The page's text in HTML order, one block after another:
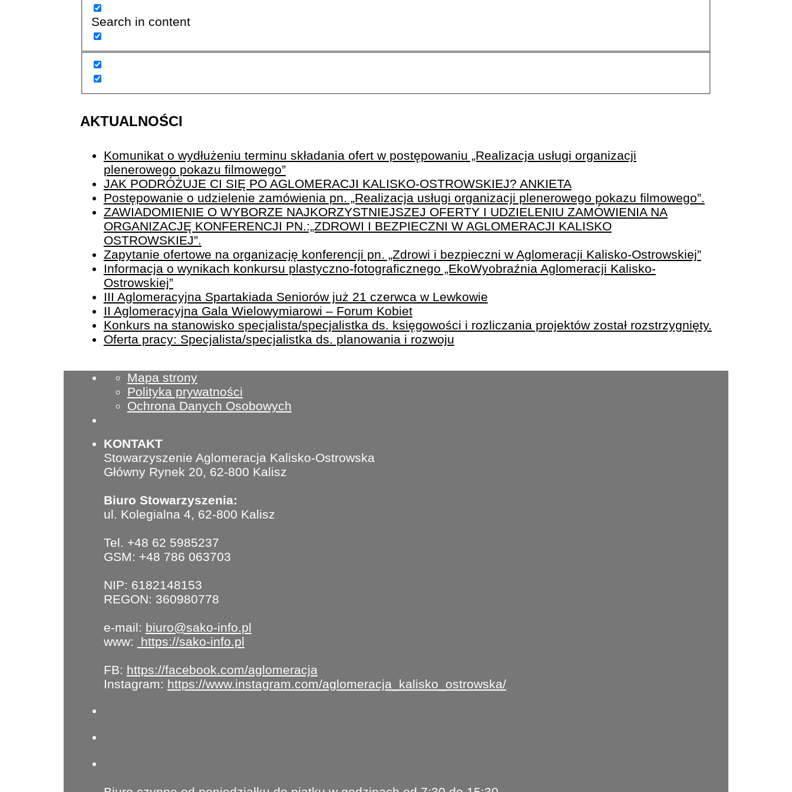
Search in content
AKTUALNOŚCI
Komunikat o wydłużeniu terminu składania ofert w postępowaniu „Realizacja usługi organizacji
plenerowego pokazu filmowego”
JAK PODRÓŻUJE CI SIĘ PO AGLOMERACJI KALISKO-OSTROWSKIEJ? ANKIETA
Postępowanie o udzielenie zamówienia pn. „Realizacja usługi organizacji plenerowego pokazu filmowego”.
ZAWIADOMIENIE O WYBORZE NAJKORZYSTNIEJSZEJ OFERTY I UDZIELENIU ZAMÓWIENIA NA
ORGANIZACJĘ KONFERENCJI PN.:„ZDROWI I BEZPIECZNI W AGLOMERACJI KALISKO
OSTROWSKIEJ”.
Zapytanie ofertowe na organizację konferencji pn. „Zdrowi i bezpieczni w Aglomeracji Kalisko-Ostrowskiej”
Informacja o wynikach konkursu plastyczno-fotograficznego „EkoWyobraźnia Aglomeracji Kalisko-
Ostrowskiej”
III Aglomeracyjna Spartakiada Seniorów już 21 czerwca w Lewkowie
II Aglomeracyjna Gala Wielowymiarowi – Forum Kobiet
Konkurs na stanowisko specjalista/specjalistka ds. księgowości i rozliczania projektów został rozstrzygnięty.
Oferta pracy: Specjalista/specjalistka ds. planowania i rozwoju
Mapa strony
Polityka prywatności
Ochrona Danych Osobowych
KONTAKT
Stowarzyszenie Aglomeracja Kalisko-Ostrowska
Główny Rynek 20, 62-800 Kalisz
Biuro Stowarzyszenia:
ul. Kolegialna 4, 62-800 Kalisz
Tel. +48 62 5985237
GSM: +48 786 063703
NIP: 6182148153
REGON: 360980778
e-mail: biuro@sako-info.pl
www:
https://sako-info.pl
FB: https://facebook.com/aglomeracja
Instagram: https://www.instagram.com/aglomeracja_kalisko_ostrowska/